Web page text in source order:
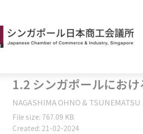
1.2 シンガポールにお
NAGASHIMA OHNO &
File size: 767.09 KB
Created: 21-02-2024